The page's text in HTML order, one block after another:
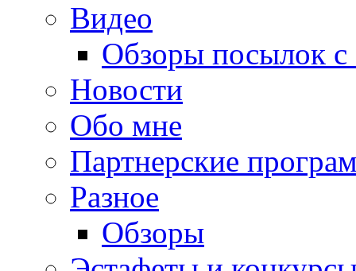
Видео
Обзоры посылок с
Новости
Обо мне
Партнерские
Разное
Обзоры